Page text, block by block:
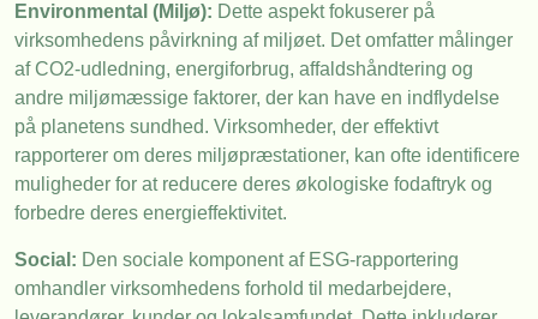
Environmental (Miljø): Dette aspekt fokuserer på
virksomhedens påvirkning af miljøet. Det omfatter målinger
af CO2-udledning, energiforbrug, affaldshåndtering og
andre miljømæssige faktorer, der kan have en indflydelse
på planetens sundhed. Virksomheder, der effektivt
rapporterer om deres miljøpræstationer, kan ofte identificere
muligheder for at reducere deres økologiske fodaftryk og
forbedre deres energieffektivitet.
Social: Den sociale komponent af ESG-rapportering
omhandler virksomhedens forhold til medarbejdere,